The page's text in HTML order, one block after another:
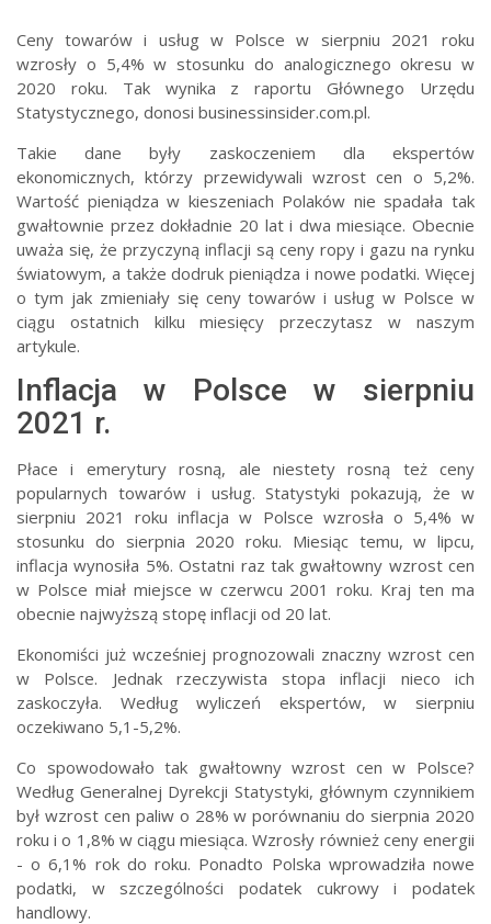
Ceny towarów i usług w Polsce w sierpniu 2021 roku
wzrosły o 5,4% w stosunku do analogicznego okresu w
2020 roku. Tak wynika z raportu Głównego Urzędu
Statystycznego, donosi businessinsider.com.pl.
Takie dane były zaskoczeniem dla ekspertów
ekonomicznych, którzy przewidywali wzrost cen o 5,2%.
Wartość pieniądza w kieszeniach Polaków nie spadała tak
gwałtownie przez dokładnie 20 lat i dwa miesiące. Obecnie
uważa się, że przyczyną inflacji są ceny ropy i gazu na rynku
światowym, a także dodruk pieniądza i nowe podatki. Więcej
o tym jak zmieniały się ceny towarów i usług w Polsce w
ciągu ostatnich kilku miesięcy przeczytasz w naszym
artykule.
Inflacja w Polsce w sierpniu
2021 r.
Płace i emerytury rosną, ale niestety rosną też ceny
popularnych towarów i usług. Statystyki pokazują, że w
sierpniu 2021 roku inflacja w Polsce wzrosła o 5,4% w
stosunku do sierpnia 2020 roku. Miesiąc temu, w lipcu,
inflacja wynosiła 5%. Ostatni raz tak gwałtowny wzrost cen
w Polsce miał miejsce w czerwcu 2001 roku. Kraj ten ma
obecnie najwyższą stopę inflacji od 20 lat.
Ekonomiści już wcześniej prognozowali znaczny wzrost cen
w Polsce. Jednak rzeczywista stopa inflacji nieco ich
zaskoczyła. Według wyliczeń ekspertów, w sierpniu
oczekiwano 5,1-5,2%.
Co spowodowało tak gwałtowny wzrost cen w Polsce?
Według Generalnej Dyrekcji Statystyki, głównym czynnikiem
był wzrost cen paliw o 28% w porównaniu do sierpnia 2020
roku i o 1,8% w ciągu miesiąca. Wzrosły również ceny energii
- o 6,1% rok do roku. Ponadto Polska wprowadziła nowe
podatki, w szczególności podatek cukrowy i podatek
handlowy.